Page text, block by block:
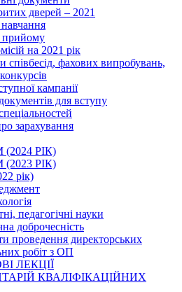
дверей – 2021
навчання
прийому
на 2021 рік
співбесід, фахових випробувань,
кампанії
для вступу
зарахування
РІК)
РІК)
рік)
педагогічні науки
доброчесність
проведення директорських
робіт з ОП
ЛЕКЦІЇ
КВАЛІФІКАЦІЙНИХ